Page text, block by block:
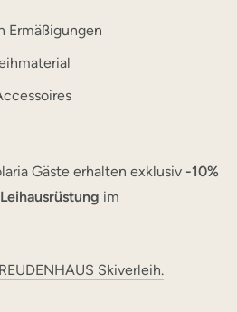
Ermäßigungen
Gäste erhalten exklusiv -10%
im
Skiverleih.